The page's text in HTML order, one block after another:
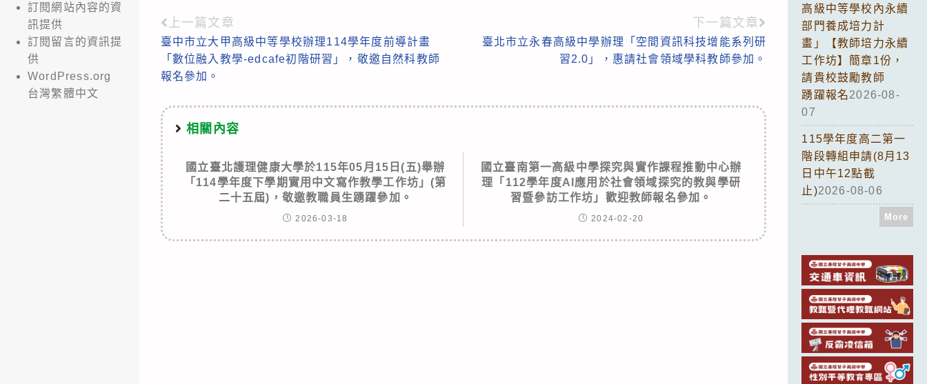
Read
more
articles
上一篇文章
臺中市立大甲高級中等學校辦理114學年度前導計畫
「數位融入教學-edcafe初階研習」，敬邀自然科教師
報名參加。
下一篇文章
臺北市立永春高級中學辦理「空間資訊科技增能系列研
習2.0」，惠請社會領域學科教師參加。
相關內容
國立臺北護理健康大學於115年05月15日(五)舉辦
「114學年度下學期實用中文寫作教學工作坊」(第
二十五屆)，敬邀教職員生踴躍參加。
2026-03-18
國立臺南第一高級中學探究與實作課程推動中心辦
理「112學年度AI應用於社會領域探究的教與學研
習暨參訪工作坊」歡迎教師報名參加。
2024-02-20
訂閱網站內容的資
訊提供
訂閱留言的資訊提
供
WordPress.org
台灣繁體中文
高級中等學校內永續
部門養成培力計
畫」【教師培力永續
工作坊】簡章1份，
請貴校鼓勵教師
踴躍報名2026-08-
07
115學年度高二第一
階段轉組申請(8月13
日中午12點截
止)2026-08-06
More